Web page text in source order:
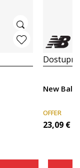
New
OFFER
23,09 €